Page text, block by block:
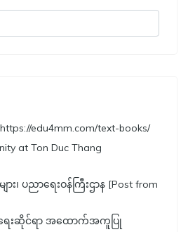
edu4mm.com/text-books/
at Ton Duc Thang
း၊ ပညာရေးဝန်ကြီးဌာန [Post from
ရေးဆိုင်ရာ အထောက်အကူပြု